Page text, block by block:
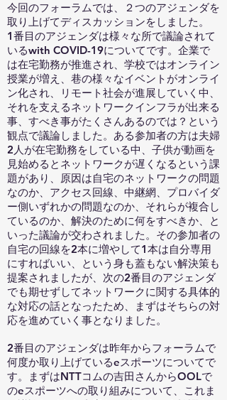
今回のフォーラムでは、２つのアジェンダを
取り上げてディスカッションをしました。
1番目のアジェンダは様々な所で議論されて
いるwith COVID-19についてです。企業で
は在宅勤務が推進され、学校ではオンライン
授業が増え、巷の様々なイベントがオンライ
ン化され、リモート社会が進展していく中、
それを支えるネットワークインフラが出来る
事、すべき事がたくさんあるのでは？という
観点で議論しました。ある参加者の方は夫婦
2人が在宅勤務をしている中、子供が動画を
見始めるとネットワークが遅くなるという課
題があり、原因は自宅のネットワークの問題
なのか、アクセス回線、中継網、プロバイダ
ー側いずれかの問題なのか、それらが複合し
ているのか、解決のために何をすべきか、と
いった議論が交わされました。その参加者の
自宅の回線を2本に増やして1本は自分専用
にすればいい、という身も蓋もない解決策も
提案されましたが、次の2番目のアジェンダ
でも期せずしてネットワークに関する具体的
な対応の話となったため、まずはそちらの対
応を進めていく事となりました。
2番目のアジェンダは昨年からフォーラムで
何度か取り上げているeスポーツについてで
す。まずはNTTコムの吉田さんからOOLで
のeスポーツへの取り組みについて、これま